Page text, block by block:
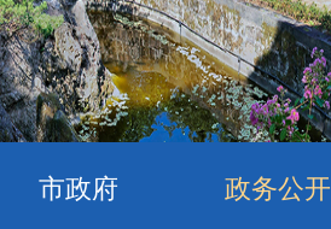
市政府 政务公开